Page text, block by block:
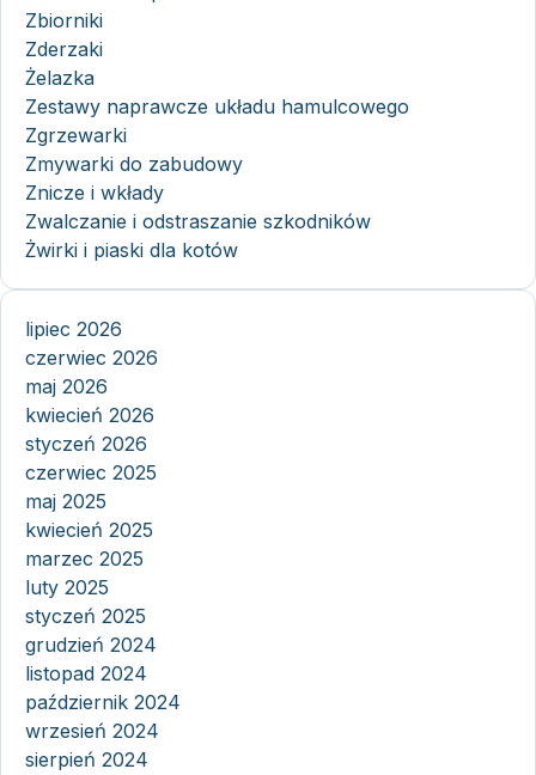
Zbiorniki
Zderzaki
Żelazka
Zestawy naprawcze układu hamulcowego
Zgrzewarki
Zmywarki do zabudowy
Znicze i wkłady
Zwalczanie i odstraszanie szkodników
Żwirki i piaski dla kotów
lipiec 2026
czerwiec 2026
maj 2026
kwiecień 2026
styczeń 2026
czerwiec 2025
maj 2025
kwiecień 2025
marzec 2025
luty 2025
styczeń 2025
grudzień 2024
listopad 2024
październik 2024
wrzesień 2024
sierpień 2024